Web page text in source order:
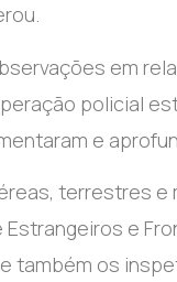
em
policial
e
terrestres
e
também os